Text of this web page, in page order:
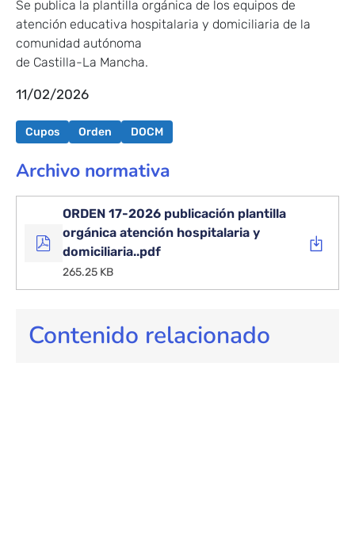
domiciliaria
Se publica la plantilla orgánica de los equipos de
atención educativa hospitalaria y domiciliaria de la
comunidad autónoma
de Castilla-La Mancha.
11/02/2026
Cupos Orden DOCM
Archivo normativa
ORDEN 17-2026 publicación plantilla
orgánica atención hospitalaria y
domiciliaria..pdf
265.25 KB
Contenido relacionado